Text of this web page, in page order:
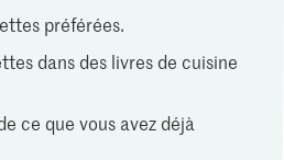
préférées.
dans des livres de cuisine
ce que vous avez déjà